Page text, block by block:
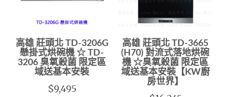
高雄 莊頭北 TD-3206G
懸掛式烘碗機 ☆ TD-
3206 臭氧殺菌 限定區
域送基本安裝
$9,495
高雄 莊頭北 TD-3665
(H70) 對流式落地烘碗
機 ☆臭氧殺菌 限定區
域送基本安裝【KW廚
房世界】